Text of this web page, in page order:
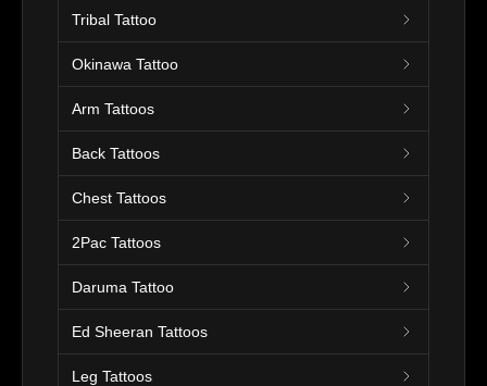
Tribal Tattoo
Okinawa Tattoo
Arm Tattoos
Back Tattoos
Chest Tattoos
2Pac Tattoos
Daruma Tattoo
Ed Sheeran Tattoos
Leg Tattoos